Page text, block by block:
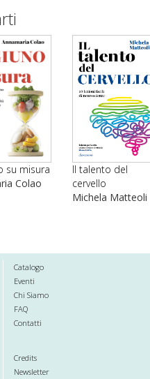
su misura
Colao
Il talento del
cervello
Michela Matteoli
Catalogo
Eventi
Chi Siamo
FAQ
Contatti
Credits
Newsletter